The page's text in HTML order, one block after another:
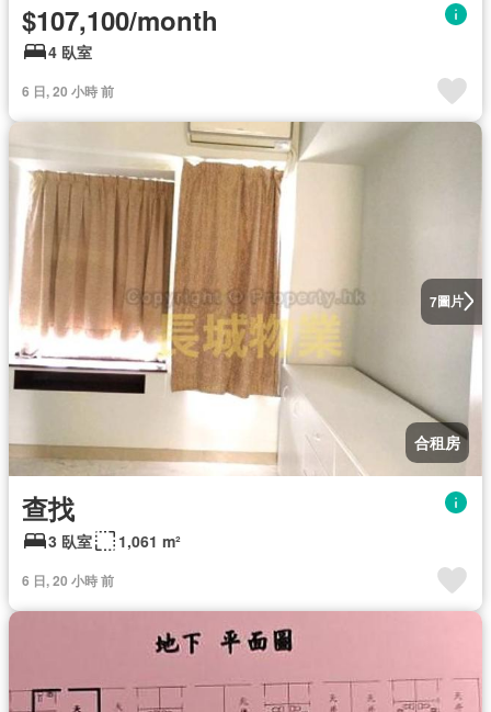
$107,100/month
4 臥室
6 日, 20 小時 前
7圖片
合租房
查找
3 臥室 1,061 m²
6 日, 20 小時 前